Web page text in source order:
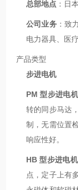
总部地点 ：日本
公司业务：致
电力器具、医
产品类型
步进电机
PM 型步进电机
转的同步马达
制，无需位置
响应性好。
HB 型步进电机
点，定子上有